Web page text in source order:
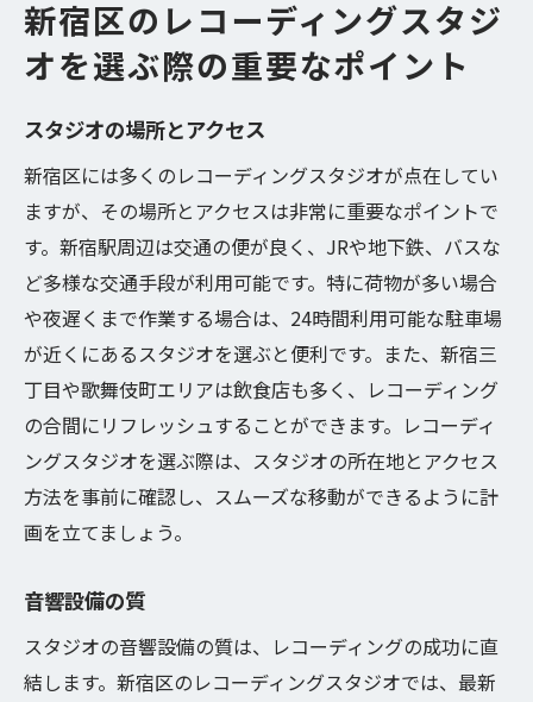
口コミやレビューの確認
初めての方必見新宿区でのレコーディングスタ
初心者向けスタジオの特徴
利用目的に合ったスタジオ選び
事前に知っておきたい基本事項
試し録りの重要性
設備の使い方を学ぶ
予約前の下見のすすめ
新宿区でのレコーディングスタジオ予約の流れ
を解説
オンライン予約システムの使い方
電話予約の手順
予約時に確認すべき事項
当日の持ち物リスト作成
新宿区のレコーディングスタジ
オを選ぶ際の重要なポイント
スタジオの場所とアクセス
新宿区には多くのレコーディングスタジオが点在してい
ますが、その場所とアクセスは非常に重要なポイントで
す。新宿駅周辺は交通の便が良く、JRや地下鉄、バスな
ど多様な交通手段が利用可能です。特に荷物が多い場合
や夜遅くまで作業する場合は、24時間利用可能な駐車場
が近くにあるスタジオを選ぶと便利です。また、新宿三
丁目や歌舞伎町エリアは飲食店も多く、レコーディング
の合間にリフレッシュすることができます。レコーディ
ングスタジオを選ぶ際は、スタジオの所在地とアクセス
方法を事前に確認し、スムーズな移動ができるように計
画を立てましょう。
音響設備の質
スタジオの音響設備の質は、レコーディングの成功に直
結します。新宿区のレコーディングスタジオでは、最新